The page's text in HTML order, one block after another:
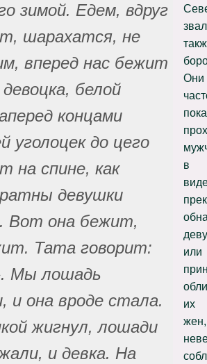
зимой. Едем, вдруг
шарахатся, не
вперед нас бежит
белой
концами
уголоцек до цего
на спине, как
девушки
Вот она бежит,
Тата говорит:
Мы лошадь
и она вроде стала.
жигнул, лошади
и девка. На
Они
в
или
их
жен,